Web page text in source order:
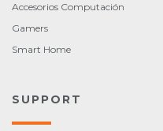
Accesorios Computación
Gamers
Smart Home
SUPPORT